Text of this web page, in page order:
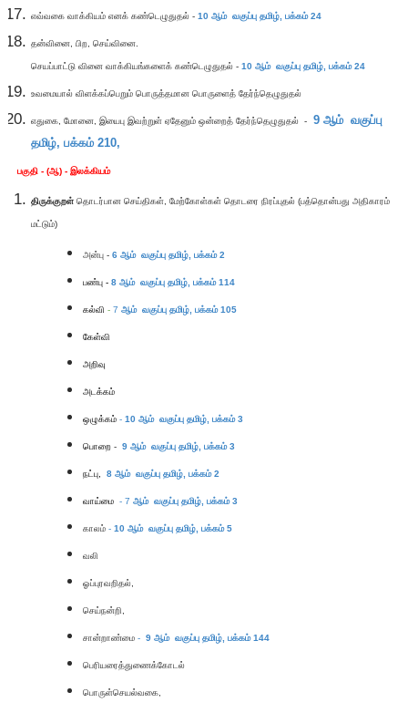
எவ்வகை வாக்கியம் எனக் கண்டெழுதுதல் - 10 ஆம் வகுப்பு தமிழ், பக்கம் 24
தன்வினை, பிற, செய்வினை.
செயப்பாட்டு வினை வாக்கியங்களைக் கண்டெழுதுதல் - 10 ஆம் வகுப்பு தமிழ், பக்கம் 24
உவமையால் விளக்கப்பெறும் பொருத்தமான பொருளைத் தேர்ந்தெழுதுதல்
எதுகை, மோனை, இயைபு இவற்றுள் ஏதேனும் ஒன்றைத் தேர்ந்தெழுதுதல் - 9 ஆம் வகுப்பு
தமிழ், பக்கம் 210,
பகுதி - (ஆ) - இலக்கியம்
திருக்குறள்தொடர்பான செய்திகள், மேற்கோள்கள் தொடரை நிரப்புதல் (பத்தொன்பது அதிகாரம்
மட்டும்)
அன்பு - 6 ஆம் வகுப்பு தமிழ், பக்கம் 2
பண்பு -8ஆம் வகுப்பு தமிழ்,பக்கம் 114
கல்வி-7 ஆம் வகுப்பு தமிழ்,பக்கம் 105
கேள்வி
அறிவு
அடக்கம்
ஒழுக்கம்- 10ஆம் வகுப்பு தமிழ்,பக்கம் 3
பொறை- 9ஆம் வகுப்பு தமிழ்,பக்கம் 3
நட்பு, 8ஆம் வகுப்பு தமிழ்,பக்கம் 2
வாய்மை - 7 ஆம் வகுப்பு தமிழ்,பக்கம் 3
காலம்- 10ஆம் வகுப்பு தமிழ்,பக்கம் 5
வலி
ஓப்புரவறிதல்,
செய்நன்றி,
சான்றாண்மை- 9ஆம் வகுப்பு தமிழ்,பக்கம் 144
பெரியரைத்துணைக்கோடல்
பொருள்செயல்வகை,